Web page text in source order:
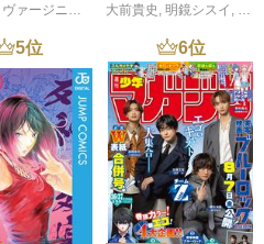
ヴァージニア二等兵 ,転
大前貴史 , 明鏡シスイ , ｔ
5位 6位